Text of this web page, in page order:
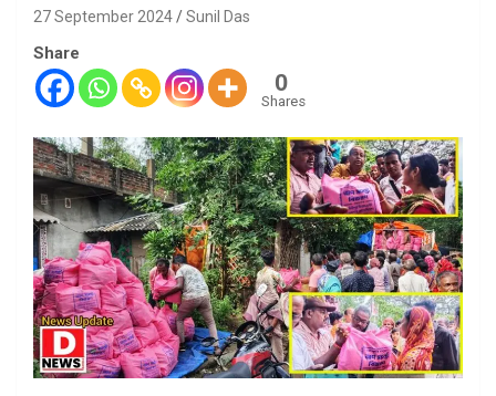
27 September 2024 Sunil Das
Share
0
Shares